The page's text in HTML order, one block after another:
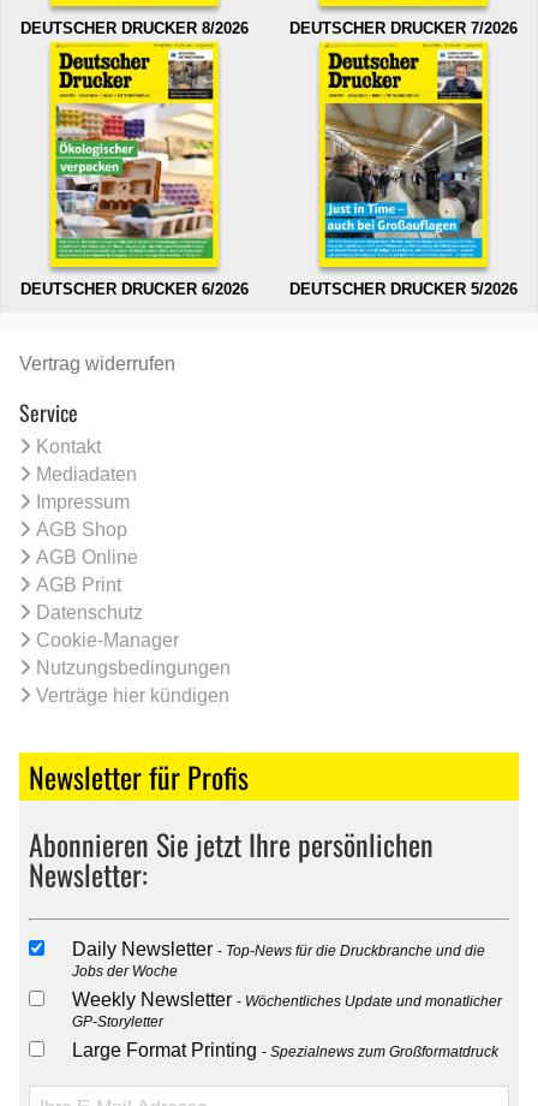
DEUTSCHER DRUCKER 8/2026 DEUTSCHER DRUCKER 7/2026
DEUTSCHER DRUCKER 6/2026 DEUTSCHER DRUCKER 5/2026
Vertrag widerrufen
Service
Kontakt
Mediadaten
Impressum
AGB Shop
AGB Online
AGB Print
Datenschutz
Cookie-Manager
Nutzungsbedingungen
Verträge hier kündigen
Newsletter für Profis
Abonnieren Sie jetzt Ihre persönlichen
Newsletter:
Daily Newsletter
Top-News für die Druckbranche und die
Jobs der Woche
Weekly Newsletter
Wöchentliches Update und monatlicher
GP-Storyletter
Large Format Printing Spezialnews zum Großformatdruck